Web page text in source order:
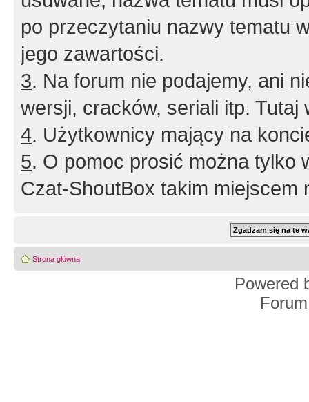
po przeczytaniu nazwy tematu
jego zawartości.
3. Na forum nie podajemy, ani
wersji, cracków, seriali itp. Tutaj
4. Użytkownicy mający na
5. O pomoc prosić można tylko
Czat-ShoutBox takim miejscem
Strona główna
Powered